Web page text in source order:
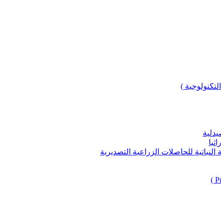
)
للحاصلات الزراعية التصديرية